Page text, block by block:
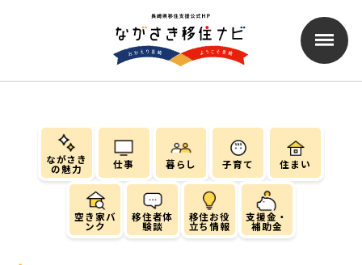
ながさき
の魅力
仕事 暮らし 子育て 住まい
空き家バ
ンク
移住者体
験談
移住お役
立ち情報
支援金・
補助金